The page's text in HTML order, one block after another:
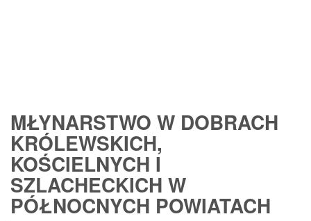
MŁYNARSTWO W DOBRACH
KRÓLEWSKICH,
KOŚCIELNYCH I
SZLACHECKICH W
PÓŁNOCNYCH POWIATACH